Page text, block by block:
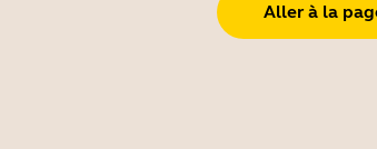
Aller à la